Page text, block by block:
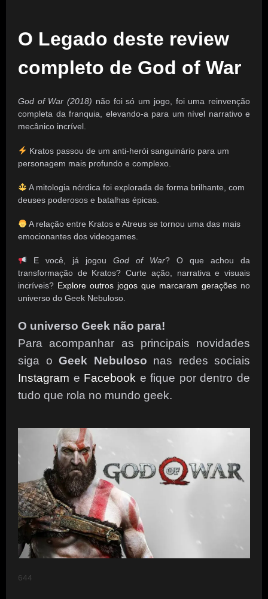
O Legado deste review
completo de God of War
God of War (2018) não foi só um jogo, foi uma reinvenção
completa da franquia, elevando-a para um nível narrativo e
mecânico incrível.
Kratos passou de um anti-herói sanguinário para um
personagem mais profundo e complexo.
A mitologia nórdica foi explorada de forma brilhante, com
deuses poderosos e batalhas épicas.
A relação entre Kratos e Atreus se tornou uma das mais
emocionantes dos videogames.
E você, já jogouGod of War? O que achou da
transformação de Kratos? Curte ação, narrativa e visuais
incríveis? Explore outros jogos que marcaram gerações no
universo do Geek Nebuloso.
O universo Geek não para!
Para acompanhar as principais novidades
siga o Geek Nebuloso nas redes sociais
Instagram e Facebook e fique por dentro de
tudo que rola no mundo geek.
644